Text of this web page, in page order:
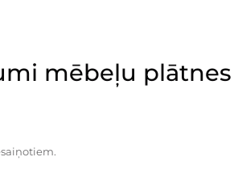
mēbeļu plātnes